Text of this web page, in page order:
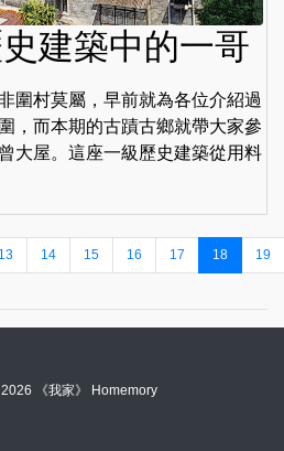
建築中的一哥
圍村莫屬，早前就為各位介紹過
而本期的古蹟古鄉就帶大家參
屋。這座一級歷史建築從用料
13 14 15 16 17 18 19
《我家》 Homemory